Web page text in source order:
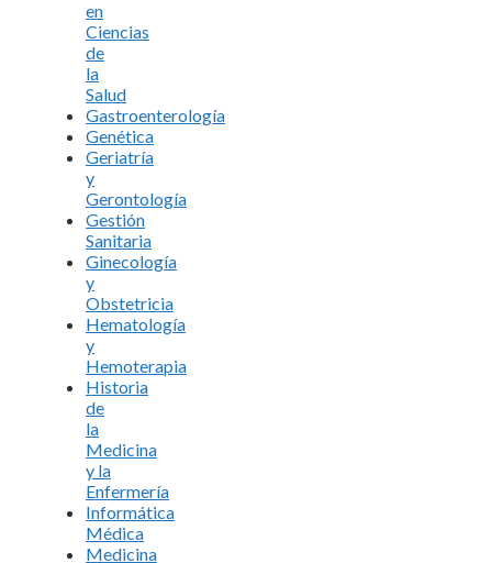
en
Ciencias
de
la
Salud
Gastroenterología
Genética
Geriatría
y
Gerontología
Gestión
Sanitaria
Ginecología
y
Obstetricia
Hematología
y
Hemoterapia
Historia
de
la
Medicina
y la
Enfermería
Informática
Médica
Medicina